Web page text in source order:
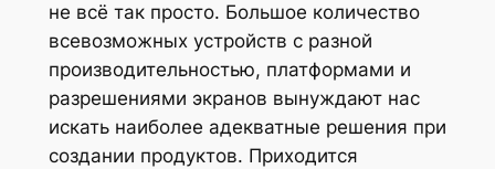
не всё так просто. Большое количество
всевозможных устройств с разной
производительностью, платформами и
разрешениями экранов вынуждают нас
искать наиболее адекватные решения при
создании продуктов. Приходится